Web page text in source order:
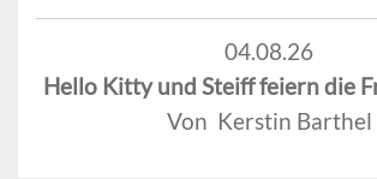
04.08.26
Hello Kitty und Steiff feiern die
Von Kerstin Barthel